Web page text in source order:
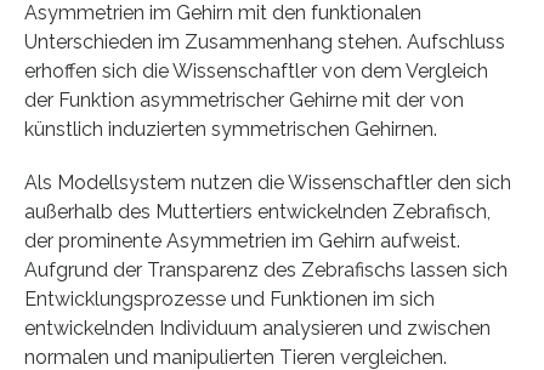
Asymmetrien im Gehirn mit den funktionalen
Unterschieden im Zusammenhang stehen. Aufschluss
erhoffen sich die Wissenschaftler von dem Vergleich
der Funktion asymmetrischer Gehirne mit der von
künstlich induzierten symmetrischen Gehirnen.
Als Modellsystem nutzen die Wissenschaftler den sich
außerhalb des Muttertiers entwickelnden Zebrafisch,
der prominente Asymmetrien im Gehirn aufweist.
Aufgrund der Transparenz des Zebrafischs lassen sich
Entwicklungsprozesse und Funktionen im sich
entwickelnden Individuum analysieren und zwischen
normalen und manipulierten Tieren vergleichen.